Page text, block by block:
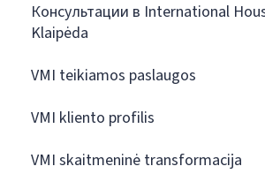
Консультации в International
Klaipėda
VMI teikiamos paslaugos
VMI kliento profilis
VMI skaitmeninė transformacija